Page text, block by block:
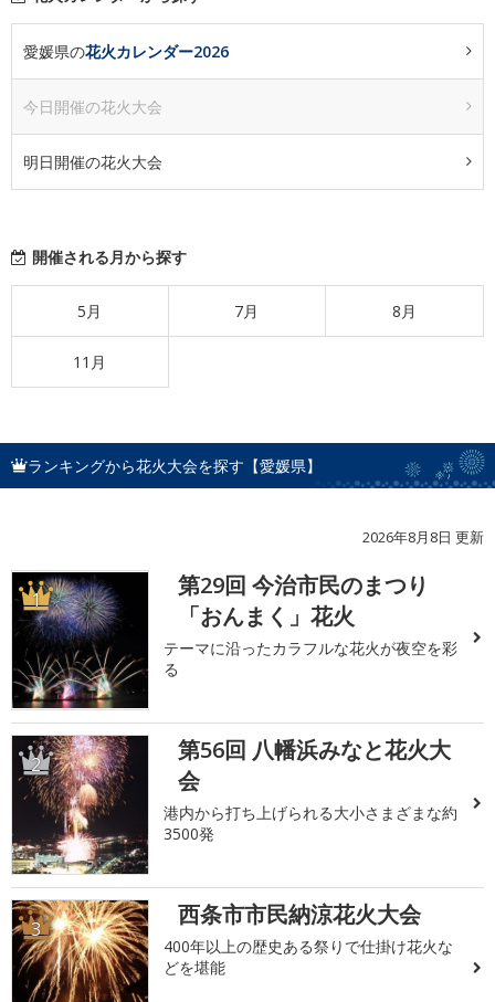
愛媛県の花火カレンダー2026
今日開催の花火大会
明日開催の花火大会
開催される月から探す
5月 7月 8月
11月
ランキングから花火大会を探す【愛媛県】
2026年8月8日 更新
1
第29回 今治市民のまつり
「おんまく」花火
テーマに沿ったカラフルな花火が夜空を彩
る
2
第56回 八幡浜みなと花火大
会
港内から打ち上げられる大小さまざまな約
3500発
3 西条市市民納涼花火大会
400年以上の歴史ある祭りで仕掛け花火な
どを堪能